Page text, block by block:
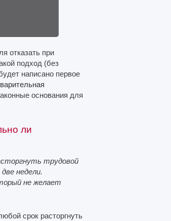
отказать при
подход (без
написано первое
основания для
ли
трудовой
недели.
не желает
срок расторгнуть